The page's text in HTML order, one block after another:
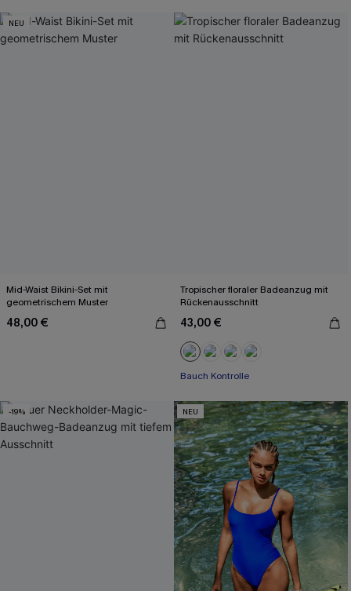
NEU
Mid-Waist Bikini-Set mit
geometrischem Muster
48,00 €
Tropischer floraler Badeanzug mit
Rückenausschnitt
43,00 €
Bauch Kontrolle
-19% NEU